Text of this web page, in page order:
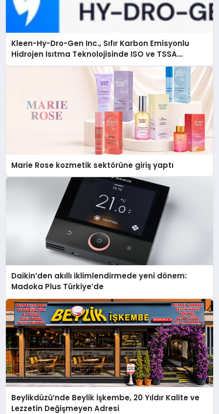
Kleen-Hy-Dro-Gen Inc., Sıfır Karbon Emisyonlu
Hidrojen Isıtma Teknolojisinde ISO ve TSSA
Düzenleyici Onaylarını Aldı
Marie Rose kozmetik sektörüne giriş yaptı
Daikin’den akıllı iklimlendirmede yeni dönem:
Madoka Plus Türkiye’de
Beylikdüzü’nde Beylik İşkembe, 20 Yıldır Kalite ve
Lezzetin Değişmeyen Adresi